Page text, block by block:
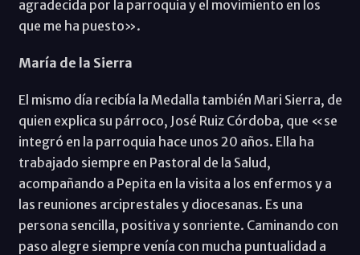
agradecida por la parroquia y el movimiento en los
que me ha puesto».
María de la Sierra
El mismo día recibía la Medalla también Mari Sierra, de
quien explica su párroco, José Ruiz Córdoba, que «se
integró en la parroquia hace unos 20 años. Ella ha
trabajado siempre en Pastoral de la Salud,
acompañando a Pepita en la visita a los enfermos y a
las reuniones arciprestales y diocesanas. Es una
persona sencilla, positiva y sonriente. Caminando con
paso alegre siempre venía con mucha puntualidad a